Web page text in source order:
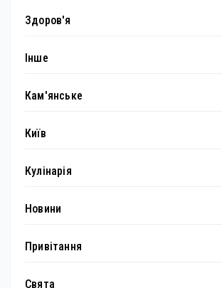
Здоров'я
Інше
Кам'янське
Київ
Кулінарія
Новини
Привітання
Свята